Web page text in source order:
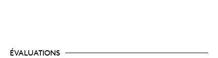
ÉVALUATIONS